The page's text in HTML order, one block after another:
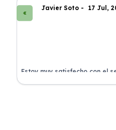
Javier Soto - 17 Jul,
Estoy muy satisfecho con el
he contratado. ¡Todo incluido